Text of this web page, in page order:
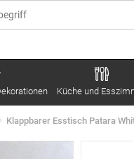
Küche und
Klappbarer Esstisch Patara